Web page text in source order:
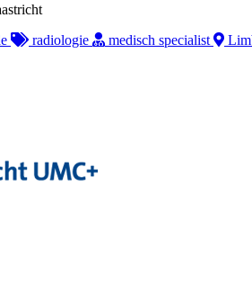
radiologie medisch specialist